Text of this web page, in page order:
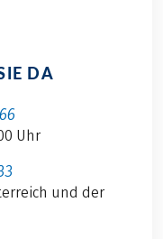
DA
Uhr
und der